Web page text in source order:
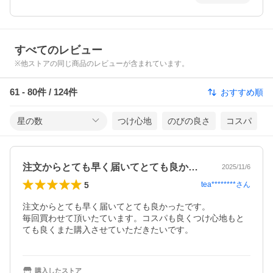
すべてのレビュー
※他ストアの同じ商品のレビューが含まれています。
61 - 80件 / 124件 おすすめ順
星の数 つけ心地 のびの良さ コスパ
注文からとても早く届いてとても良かった… 2025/11/6
5 tea********さん
注文からとても早く届いてとても良かったです。
毎回買わせて頂いたています。コスパも良くつけ心地もと
購入したストア